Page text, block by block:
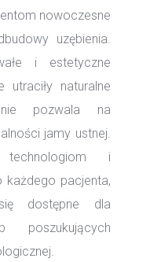
nowoczesne
uzębienia.
i estetyczne
naturalne
pozwala na
jamy ustnej.
technologiom i
każdego pacjenta,
dostępne dla
poszukujących